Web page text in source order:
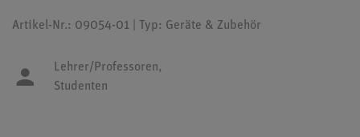
Artikel-Nr.: 09054-01 | Typ: Geräte & Zubehör
Lehrer/Professoren,
Studenten